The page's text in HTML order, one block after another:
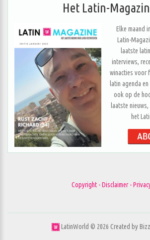
Het Latin-
Elke maand
Latin-
laatste
interviews,
winacties voor
latin agenda
ook op de
laatste
het
Copyright - Disclaimer -
LatinWorld © 2026 Created by